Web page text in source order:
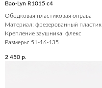
Bao-Lyn R1015 c4
Ободковая пластиковая оправа
Материал: фрезерованный пластик
Крепление заушника: флекс
Размеры: 51-16-135
2 450 р.